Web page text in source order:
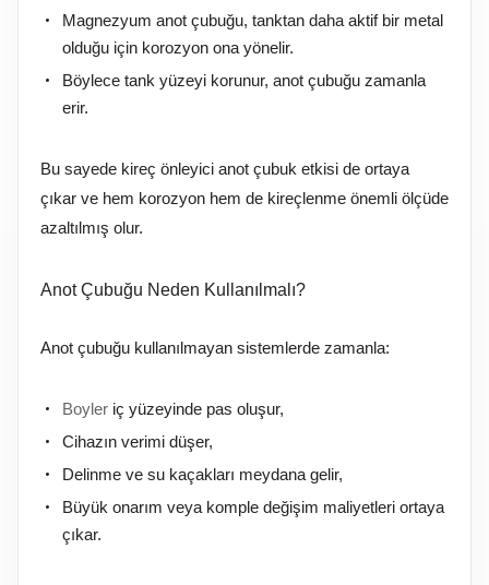
Magnezyum anot çubuğu, tanktan daha aktif bir metal
olduğu için korozyon ona yönelir.
Böylece tank yüzeyi korunur, anot çubuğu zamanla
erir.
Bu sayede kireç önleyici anot çubuk etkisi de ortaya
çıkar ve hem korozyon hem de kireçlenme önemli ölçüde
azaltılmış olur.
Anot Çubuğu Neden Kullanılmalı?
Anot çubuğu kullanılmayan sistemlerde zamanla:
Boyler iç yüzeyinde pas oluşur,
Cihazın verimi düşer,
Delinme ve su kaçakları meydana gelir,
Büyük onarım veya komple değişim maliyetleri ortaya
çıkar.